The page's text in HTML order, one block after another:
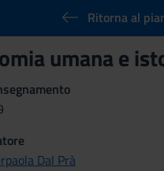
Ritorna al
umana e
Dal Prà